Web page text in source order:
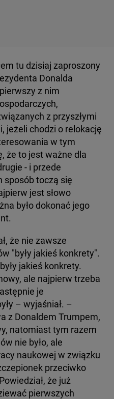
tu dzisiaj zaproszony
Donalda
z nim
z przyszłymi
jeżeli chodzi o relokację
w tym
że to jest ważne dla
- i przede
sposób toczą się
jest słowo
było dokonać jego
że nie zawsze
"były jakieś konkrety".
jakieś konkrety.
ale najpierw trzeba
je
– wyjaśniał. –
z Donaldem Trumpem,
natomiast tym razem
nie było, ale
naukowej w związku
przeciwko
że już
pierwszych